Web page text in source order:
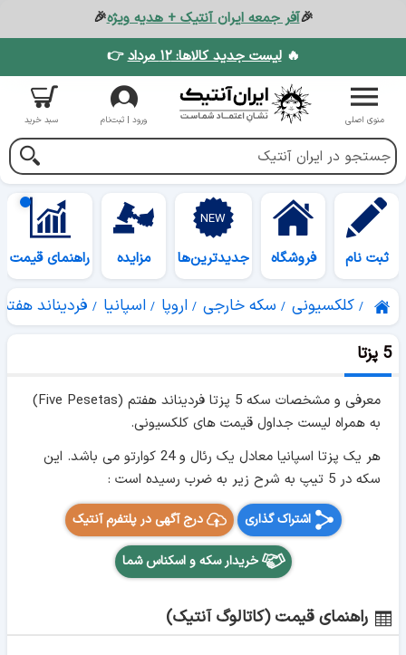
🎉آفر جمعه ایران آنتیک + هدیه ویژه🎉
🔥لیست جدید کالاها: ۱۲ مرداد 👉
منوی اصلی ورود | ثبت‌نام سبد خرید
ثبت نام فروشگاه جدیدترین‌ها مزایده راهنمای قیمت
کلکسیونی سکه خارجی اروپا اسپانیا فردیناند هفتم
5 پزتا
معرفی و مشخصات سکه 5 پزتا فردیناند هفتم (Five Pesetas)
به همراه لیست جداول قیمت های کلکسیونی.
هر یک پزتا اسپانیا معادل یک رئال و 24 کوارتو می باشد. این
سکه در 5 تیپ به شرح زیر به ضرب رسیده است :
اشتراک گذاری درج آگهی در پلتفرم آنتیک
خریدار سکه و اسکناس شما
راهنمای قیمت (کاتالوگ آنتیک)